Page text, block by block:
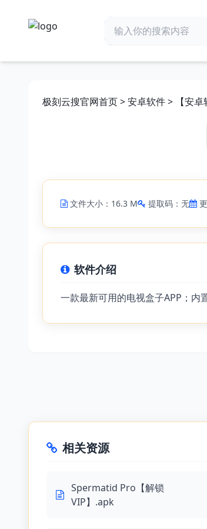
极刻云搜官网首页>安卓软件> 【安卓
文件大小：16.3 M 提取码：无
软件介绍
一款最新可用的电视盒子APP；内
相关资源
Spermatid Pro【解锁
VIP】.apk